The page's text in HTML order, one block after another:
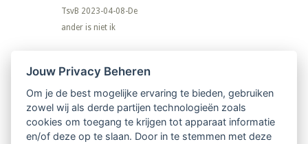
TsvB 2023-04-08-De
ander is niet ik
Nieuwsbrief
Ontvang 10 x per jaar de LVSC-
relatienieuwsbrief met o.a.:
Jouw Privacy Beheren
Om je de best mogelijke ervaring te bieden, gebruiken
zowel wij als derde partijen technologieën zoals
cookies om toegang te krijgen tot apparaat informatie
en/of deze op te slaan. Door in te stemmen met deze